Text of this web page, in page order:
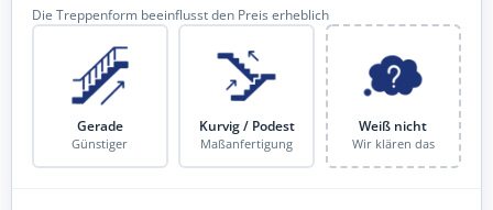
Die Treppenform beeinflusst den Preis erheblich
Gerade
Günstiger
Kurvig / Podest
Maßanfertigung
Weiß nicht
Wir klären das